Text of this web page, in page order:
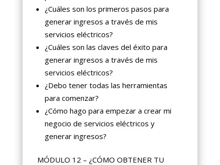
¿Cuáles son los primeros pasos para
generar ingresos a través de mis
servicios eléctricos?
¿Cuáles son las claves del éxito para
generar ingresos a través de mis
servicios eléctricos?
¿Debo tener todas las herramientas
para comenzar?
¿Cómo hago para empezar a crear mi
negocio de servicios eléctricos y
generar ingresos?
MÓDULO 12 – ¿CÓMO OBTENER TU